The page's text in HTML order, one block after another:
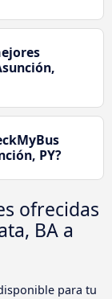
PY?
ofrecidas
BA a
para tu